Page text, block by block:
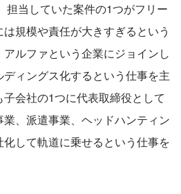
担当していた案件の1つがフリー
規模や責任が大きすぎるという
ルファという企業にジョインし
ィングス化するという仕事を主
会社の1つに代表取締役として
、派遣事業、ヘッドハンティン
して軌道に乗せるという仕事を